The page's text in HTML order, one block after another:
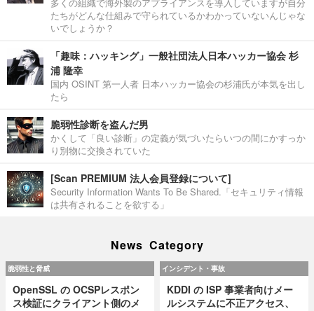
たちがどんな仕組みで守られているかわかっていないんじゃな
いでしょうか？
「趣味：ハッキング」一般社団法人日本ハッカー協会 杉
浦 隆幸
国内 OSINT 第一人者 日本ハッカー協会の杉浦氏が本気を出し
たら
脆弱性診断を盗んだ男
かくして「良い診断」の定義が気づいたらいつの間にかすっか
り別物に交換されていた
[Scan PREMIUM 法人会員登録について]
Security Information Wants To Be Shared.「セキュリティ情報
は共有されることを欲する」
News Category
脆弱性と脅威
OpenSSL の OCSPレスポン
ス検証にクライアント側のメ
インシデント・事故
KDDI の ISP 事業者向けメー
ルシステムに不正アクセス、